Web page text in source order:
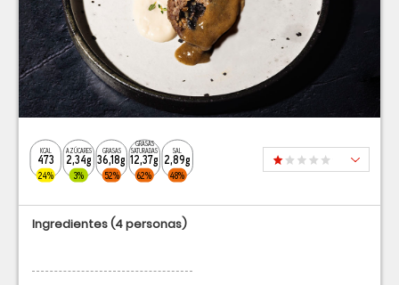
KCAL
473
24%
AZÚCARES
2,34g
3%
GRASAS
36,18g
52%
GRASAS
SATURADAS
12,37g
62%
SAL
2,89g
48%
Ingredientes(4 personas)